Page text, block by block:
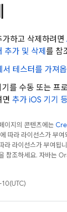
하고 삭제하려면
추가 및 삭제 를 참
서 테스터를 가져
를 수동 또는 프
면 추가 iOS 기기
이지의 콘텐츠에는
에 따라 라이선스가 부여
라 라이선스가 부여됩
참조하세요. 자바는